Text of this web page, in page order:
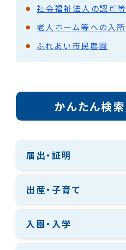
社会福祉法人の認可等
ふれあい市民農園
かんたん検索
届出・証明
出産・子育て
入園・入学